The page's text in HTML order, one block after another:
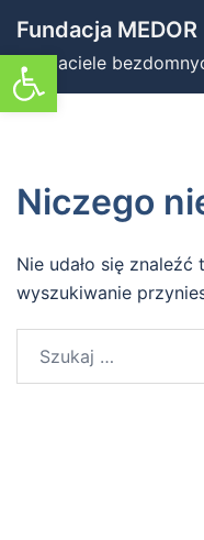
Otwórz pasek narzędzi
do
treści
Fundacja MEDOR
Przyjaciele
Niczego
Nie udało się
wyszukiwanie